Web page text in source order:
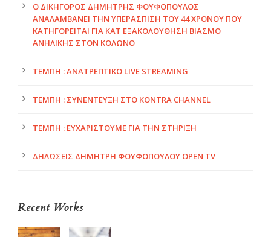
Ο ΔΙΚΗΓΟΡΟΣ ΔΗΜΗΤΡΗΣ ΦΟΥΦΌΠΟΥΛΟΣ
ΑΝΑΛΑΜΒΆΝΕΙ ΤΗΝ ΥΠΕΡΑΣΠΙΣΗ ΤΟΥ 44 ΧΡΌΝΟΥ ΠΟΥ
ΚΑΤΗΓΟΡΕΊΤΑΙ ΓΙΑ ΚΑΤ ΕΞΑΚΟΛΟΎΘΗΣΗ ΒΙΑΣΜΌ
ΑΝΉΛΙΚΗΣ ΣΤΟΝ ΚΟΛΩΝΌ
ΤΈΜΠΗ : ΑΝΑΤΡΕΠΤΙΚΟ LIVE STREAMING
ΤΈΜΠΗ : ΣΥΝΈΝΤΕΥΞΗ ΣΤΟ KONTRA CHANNEL
ΤΈΜΠΗ : ΕΥΧΑΡΙΣΤΟΎΜΕ ΓΙΑ ΤΗΝ ΣΤΉΡΙΞΗ
ΔΗΛΏΣΕΙΣ ΔΗΜΉΤΡΗ ΦΟΥΦΌΠΟΥΛΟΥ OPEN TV
Recent Works